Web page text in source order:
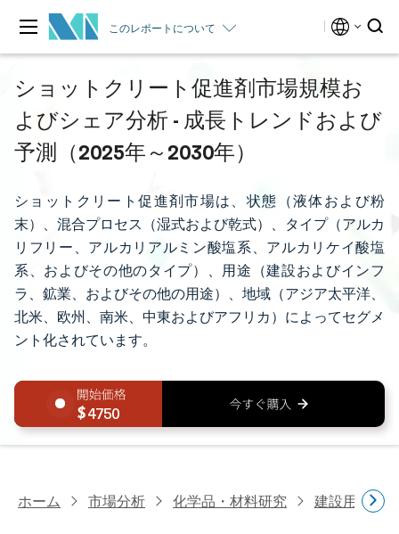
このレポートについて
ショットクリート促進剤市場規模お
よびシェア分析 - 成長トレンドおよび
予測（2025年～2030年）
ショットクリート促進剤市場は、状態（液体および粉
末）、混合プロセス（湿式および乾式）、タイプ（アルカ
リフリー、アルカリアルミン酸塩系、アルカリケイ酸塩
系、およびその他のタイプ）、用途（建設およびインフ
ラ、鉱業、およびその他の用途）、地域（アジア太平洋、
北米、欧州、南米、中東およびアフリカ）によってセグメ
ント化されています。
4750
ホーム 市場分析 化学品・材料研究 建設用化学